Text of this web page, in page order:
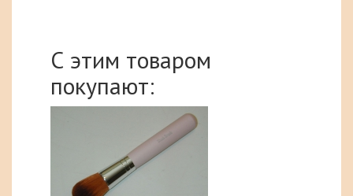
С этим товаром
покупают: